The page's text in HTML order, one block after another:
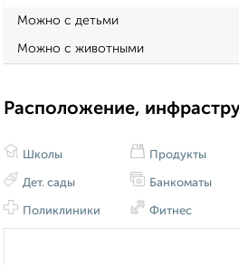
Можно с детьми
Можно с животными
Расположение,
Школы
Дет. сады
Поликлиники
Продукты
Банкоматы
Фитнес